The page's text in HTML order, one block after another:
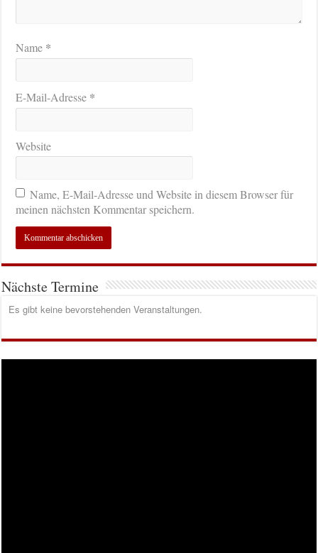
Name *
E-Mail-Adresse *
Website
Name, E-Mail-Adresse und Website in diesem Browser für
meinen nächsten Kommentar speichern.
Nächste Termine
Es gibt keine bevorstehenden Veranstaltungen.